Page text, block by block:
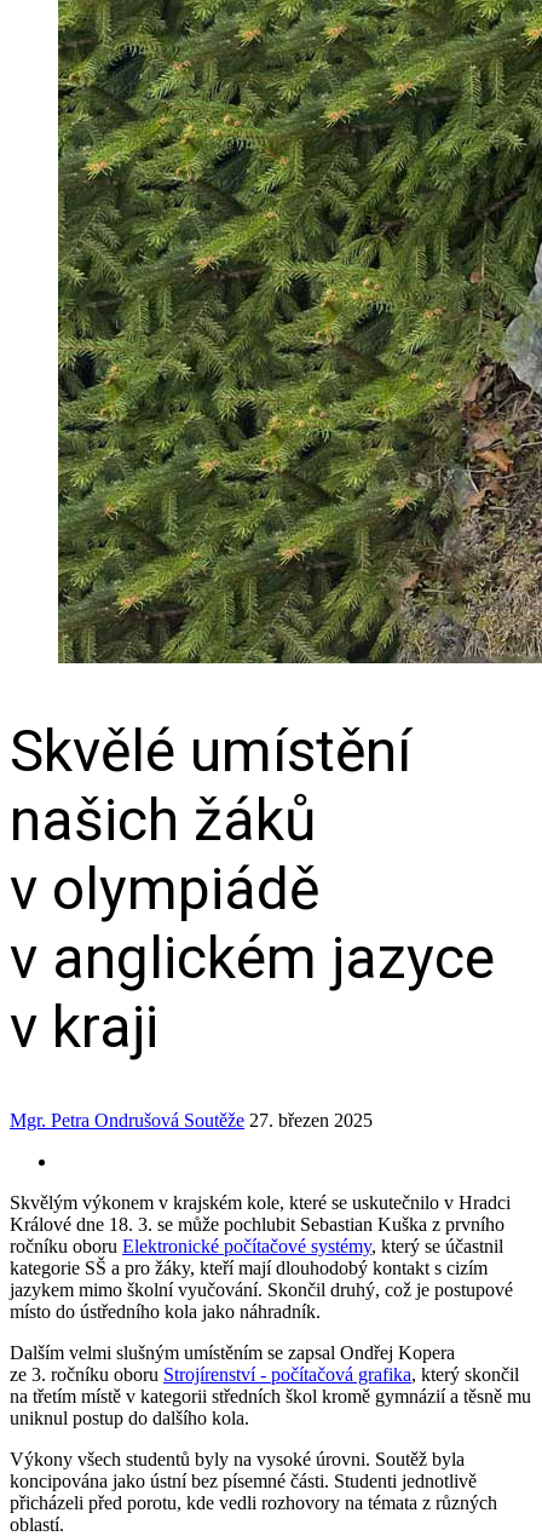
Skvělé umístění
našich žáků
v olympiádě
v anglickém jazyce
v kraji
Mgr. Petra Ondrušová Soutěže 27. březen 2025
Skvělým výkonem v krajském kole, které se uskutečnilo v Hradci
Králové dne 18. 3. se může pochlubit Sebastian Kuška z prvního
ročníku oboru Elektronické počítačové systémy, který se účastnil
kategorie SŠ a pro žáky, kteří mají dlouhodobý kontakt s cizím
jazykem mimo školní vyučování. Skončil druhý, což je postupové
místo do ústředního kola jako náhradník.
Dalším velmi slušným umístěním se zapsal Ondřej Kopera
ze 3. ročníku oboru Strojírenství - počítačová grafika, který skončil
na třetím místě v kategorii středních škol kromě gymnázií a těsně mu
uniknul postup do dalšího kola.
Výkony všech studentů byly na vysoké úrovni. Soutěž byla
koncipována jako ústní bez písemné části. Studenti jednotlivě
přicházeli před porotu, kde vedli rozhovory na témata z různých
oblastí.